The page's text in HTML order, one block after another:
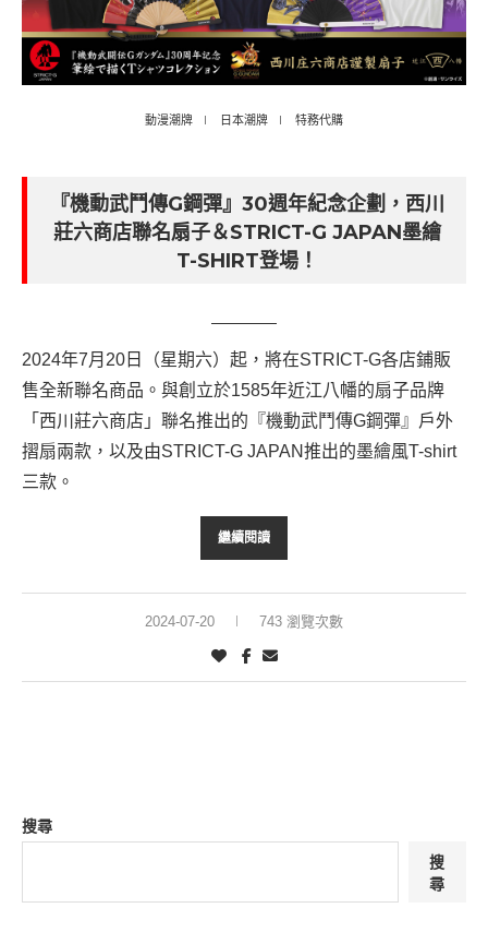
動漫潮牌 日本潮牌 特務代購
『機動武鬥傳G鋼彈』30週年紀念企劃，西川
莊六商店聯名扇子＆STRICT-G JAPAN墨繪
T-SHIRT登場！
2024年7月20日（星期六）起，將在STRICT-G各店鋪販
售全新聯名商品。與創立於1585年近江八幡的扇子品牌
「西川莊六商店」聯名推出的『機動武鬥傳G鋼彈』戶外
摺扇兩款，以及由STRICT-G JAPAN推出的墨繪風T-shirt
三款。
繼續閱讀
2024-07-20 743 瀏覽次數
搜尋
搜
尋